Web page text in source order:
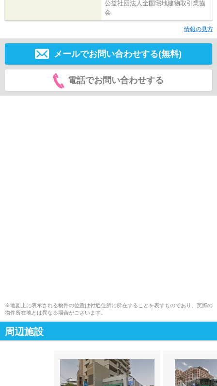
公益社団法人全国宅地建物取引業協
会
情報の見方
メールでお問い合わせする(無料)
電話でお問い合わせする
※地図上に表示される物件の位置は付近住所に所在することを表すものであり、実際の
物件所在地とは異なる場合がございます。
周辺施設